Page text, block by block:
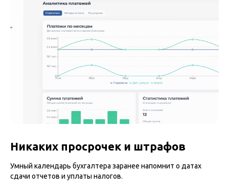
Никаких просрочек и штрафов
Умный календарь бухгалтера заранее напомнит о датах
сдачи отчетов и уплаты налогов.